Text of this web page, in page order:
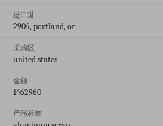
进口港
2904, portland, or
采购区
united states
金额
1462960
产品标签